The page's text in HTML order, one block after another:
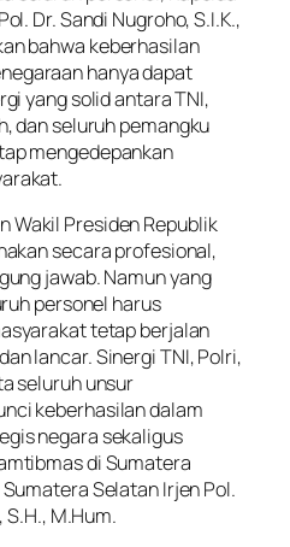
Dr. Sandi Nugroho, S.I.K.,
bahwa keberhasilan
hanya dapat
yang solid antara TNI,
dan seluruh pemangku
mengedepankan
Wakil Presiden Republik
secara profesional,
jawab. Namun yang
personel harus
tetap berjalan
lancar. Sinergi TNI, Polri,
seluruh unsur
keberhasilan dalam
negara sekaligus
di Sumatera
Selatan Irjen Pol.
S.H., M.Hum.